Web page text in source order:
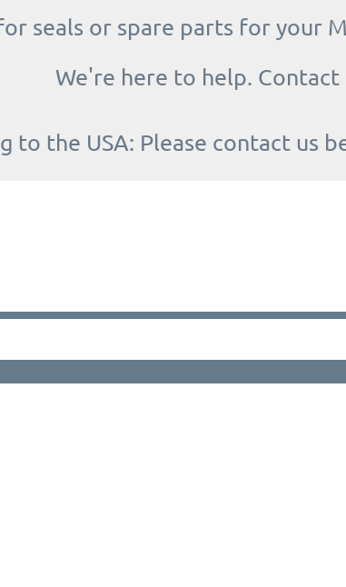
seals or spare parts for your
We're here to help. Contact
to the USA: Please contact us